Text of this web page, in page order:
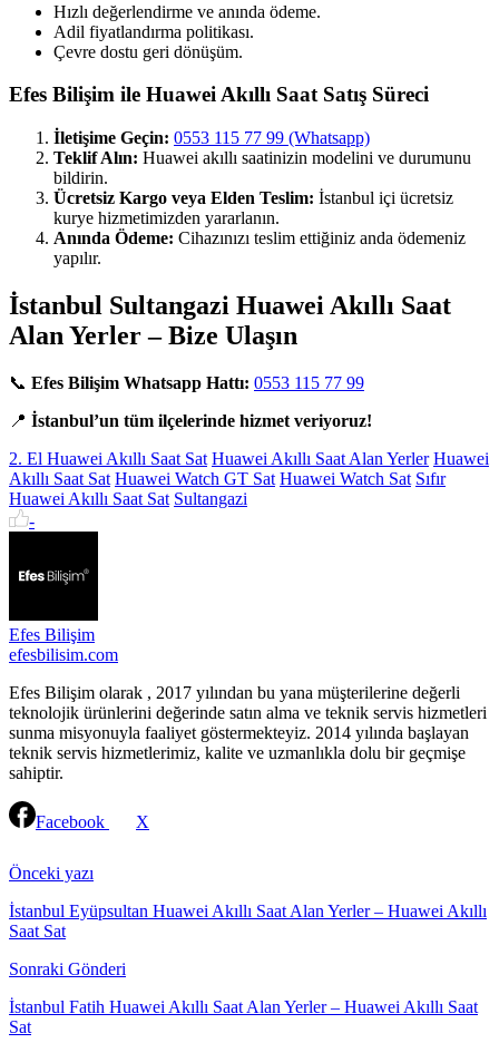
Hızlı değerlendirme ve anında ödeme.
Adil fiyatlandırma politikası.
Çevre dostu geri dönüşüm.
Efes Bilişim ile Huawei Akıllı Saat Satış Süreci
İletişime Geçin: 0553 115 77 99 (Whatsapp)
Teklif Alın: Huawei akıllı saatinizin modelini ve durumunu
bildirin.
Ücretsiz Kargo veya Elden Teslim: İstanbul içi ücretsiz
kurye hizmetimizden yararlanın.
Anında Ödeme: Cihazınızı teslim ettiğiniz anda ödemeniz
yapılır.
İstanbul Sultangazi Huawei Akıllı Saat
Alan Yerler – Bize Ulaşın
📞 Efes Bilişim Whatsapp Hattı: 0553 115 77 99
📍 İstanbul’un tüm ilçelerinde hizmet veriyoruz!
2. El Huawei Akıllı Saat Sat Huawei Akıllı Saat Alan Yerler Huawei
Akıllı Saat Sat Huawei Watch GT Sat Huawei Watch Sat Sıfır
Huawei Akıllı Saat Sat Sultangazi
-
Efes Bilişim
efesbilisim.com
Efes Bilişim olarak , 2017 yılından bu yana müşterilerine değerli
teknolojik ürünlerini değerinde satın alma ve teknik servis hizmetleri
sunma misyonuyla faaliyet göstermekteyiz. 2014 yılında başlayan
teknik servis hizmetlerimiz, kalite ve uzmanlıkla dolu bir geçmişe
sahiptir.
Facebook X
Reading
Önceki yazı
İstanbul Eyüpsultan Huawei Akıllı Saat Alan Yerler – Huawei Akıllı
Saat Sat
Sonraki Gönderi
İstanbul Fatih Huawei Akıllı Saat Alan Yerler – Huawei Akıllı Saat
Sat